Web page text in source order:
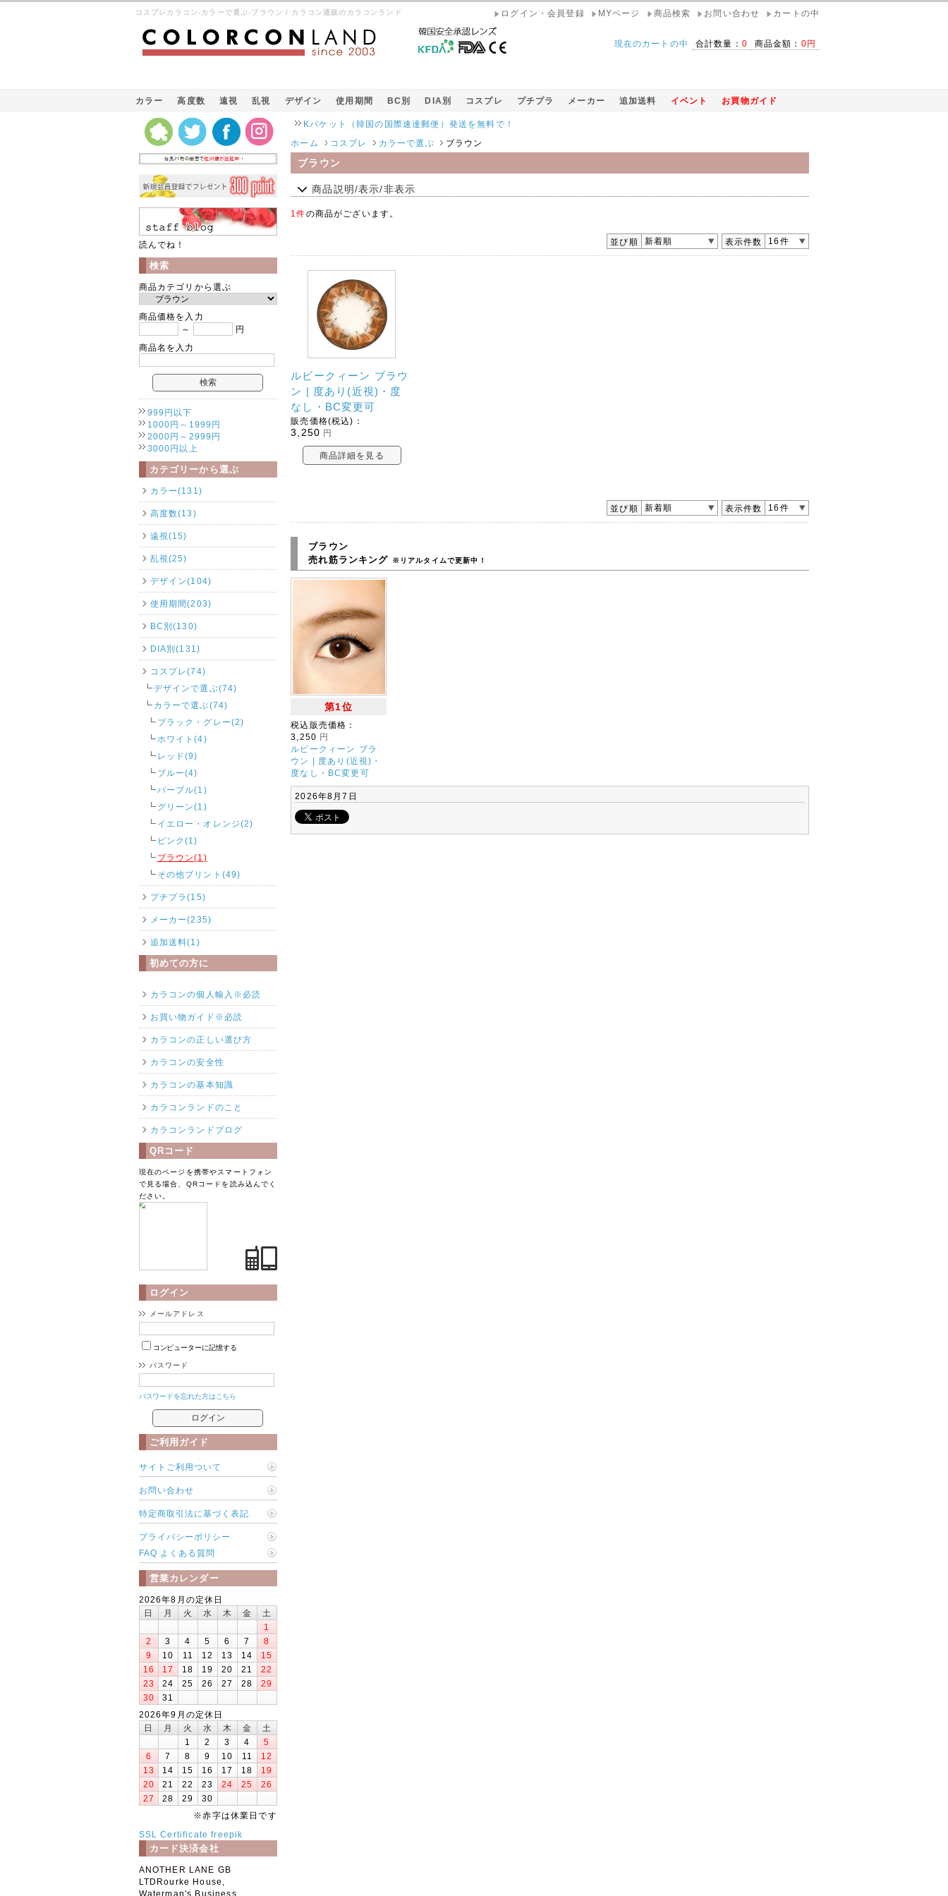
コスプレカラコン-カラーで選ぶ-ブラウン / カラコン通販のカラコンランド ログイン・会員登録 MYページ 商品検索 お問い合わせ カートの中
現在のカートの中 合計数量： 0 商品金額： 0円
カラー 高度数 遠視 乱視 デザイン 使用期間 BC別 DIA別 コスプレ プチプラ メーカー 追加送料 イベント お買物ガイド
Kパケット（韓国の国際速達郵便）発送を無料で！ 会員様限定10％オフ価格でご提供中！
ホーム コスプレ カラーで選ぶ ブラウン
ブラウン
商品説明/表示/非表示
1件の商品がございます。
並び順 新着順 表示件数 16件
ルビークィーン ブラウ
ン | 度あり(近視)・度
なし・BC変更可
販売価格(税込)：
3,250 円
商品詳細を見る
並び順 新着順 表示件数 16件
ブラウン
売れ筋ランキング
※リアルタイムで更新中！
第1位
税込販売価格：
3,250 円
ルビークィーン ブラ
ウン | 度あり(近視)・
度なし・BC変更可
2026年8月7日
読んでね！
検索
商品カテゴリから選ぶ
商品価格を入力
～
円
商品名を入力
999円以下
1000円～1999円
2000円～2999円
3000円以上
カテゴリーから選ぶ
カラー(131)
高度数(13)
遠視(15)
乱視(25)
デザイン(104)
使用期間(203)
BC別(130)
DIA別(131)
コスプレ(74)
デザインで選ぶ(74)
カラーで選ぶ(74)
ブラック・グレー(2)
ホワイト(4)
レッド(9)
ブルー(4)
パープル(1)
グリーン(1)
イエロー・オレンジ(2)
ピンク(1)
ブラウン(1)
その他プリント(49)
プチプラ(15)
メーカー(235)
追加送料(1)
初めての方に
カラコンの個人輸入※必読
お買い物ガイド※必読
カラコンの正しい選び方
カラコンの安全性
カラコンの基本知識
カラコンランドのこと
カラコンランドブログ
QRコード
現在のページを携帯やスマートフォン
で見る場合、QRコードを読み込んでく
ださい。
ログイン
メールアドレス
コンピューターに記憶する
パスワード
パスワードを忘れた方はこちら
ご利用ガイド
サイトご利用ついて
お問い合わせ
特定商取引法に基づく表記
プライバシーポリシー
FAQ よくある質問
営業カレンダー
2026年8月の定休日
日
月 火 水 木 金
土
1
2
3 4 5 6 7
8
9
10 11 12 13 14
15
16
17 18 19 20 21
22
23
24 25 26 27 28
29
30
31
2026年9月の定休日
日
月 火 水 木 金
土
1
2 3 4
5
6
7 8 9 10 11
12
13
14 15 16 17 18
19
20
21 22 23 24 25
26
27
28 29
30
※赤字は休業日です
SSL Certificate freepik
カード決済会社
ANOTHER LANE GB
LTDRourke House,
Waterman's Business